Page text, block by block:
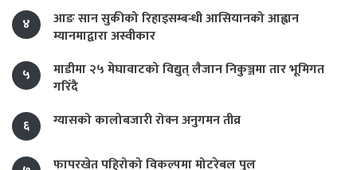
४
आङ सान सुकीको रिहाइसम्बन्धी आसियानको आह्वान
म्यानमाद्वारा अस्वीकार
५
माडीमा २५ मेघावाटको विद्युत् लैजान निकुञ्जमा तार भूमिगत
गरिँदै
६
ग्यासको कालोबजारी रोक्न अनुगमन तीव्र
फापरखेत पहिरोको विकल्पमा मोटरेबल पुल